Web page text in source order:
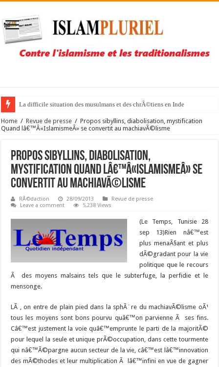
La difficile situation des musulmans et des chrÃ©tiens en Inde
Home / Revue de presse / Propos sibyllins, diabolisation, mystification
Quand lâ€™Â«IslamismeÂ» se convertit au machiavÃ©lisme
Propos sibyllins, diabolisation,
mystification Quand lâ€™Â«IslamismeÂ» se
convertit au machiavÃ©lisme
RÃ©daction 28/09/2013
Revue de presse
Leave a comment
5,238 Views
(Le Temps, Tunisie 28
sep 13)Rien nâ€™est
plus menaÃ§ant et plus
dÃ©gradant pour la vie
politique que le recours
Ã des moyens malsains tels que le subterfuge, la perfidie et le
mensonge.
LÃ , on entre de plain pied dans la sphÃ¨re du machiavÃ©lisme oÃ¹
tous les moyens sont bons pourvu quâ€™on parvienne Ã ses fins.
Câ€™est justement la voie quâ€™emprunte le parti de la majoritÃ©
pour lequel la seule et unique prÃ©occupation, dans cette tourmente
qui nâ€™Ã©pargne aucun secteur de la vie, câ€™est lâ€™innovation
des mÃ©thodes et leur multiplication Ã lâ€™infini en vue de gagner